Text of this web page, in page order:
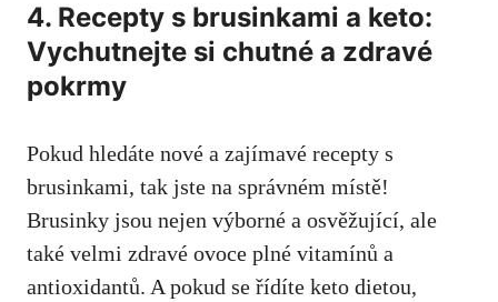
4. Recepty s brusinkami a keto:
Vychutnejte si chutné a zdravé
pokrmy
Pokud hledáte nové a zajímavé recepty s
brusinkami, tak jste na správném místě!
Brusinky jsou nejen výborné a osvěžující, ale
také velmi zdravé ovoce plné vitamínů a
antioxidantů. A pokud se řídíte keto dietou,